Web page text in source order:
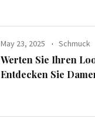
May 23, 2025 Schmuck
Werten Sie Ihren
Entdecken Sie